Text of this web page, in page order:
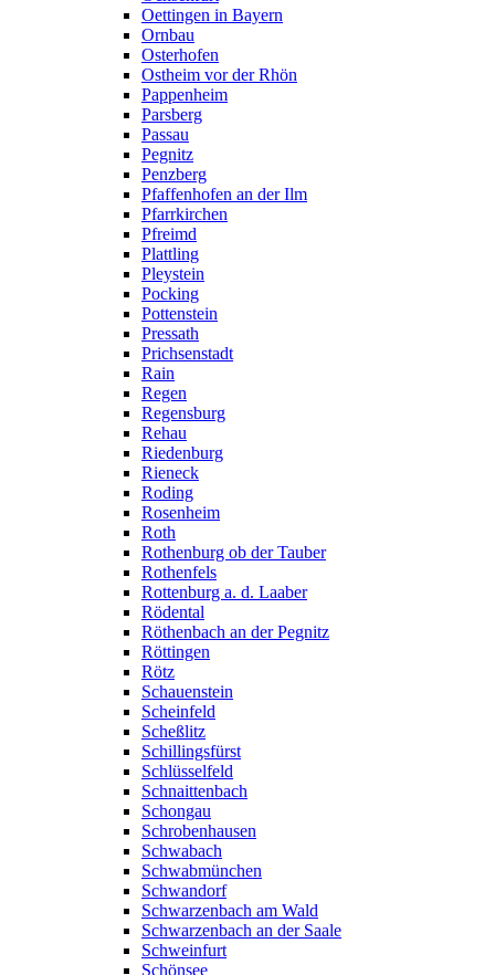
Oettingen in Bayern
Ornbau
Osterhofen
Ostheim vor der Rhön
Pappenheim
Parsberg
Passau
Pegnitz
Penzberg
Pfaffenhofen an der Ilm
Pfarrkirchen
Pfreimd
Plattling
Pleystein
Pocking
Pottenstein
Pressath
Prichsenstadt
Rain
Regen
Regensburg
Rehau
Riedenburg
Rieneck
Roding
Rosenheim
Roth
Rothenburg ob der Tauber
Rothenfels
Rottenburg a. d. Laaber
Rödental
Röthenbach an der Pegnitz
Röttingen
Rötz
Schauenstein
Scheinfeld
Scheßlitz
Schillingsfürst
Schlüsselfeld
Schnaittenbach
Schongau
Schrobenhausen
Schwabach
Schwabmünchen
Schwandorf
Schwarzenbach am Wald
Schwarzenbach an der Saale
Schweinfurt
Schönsee